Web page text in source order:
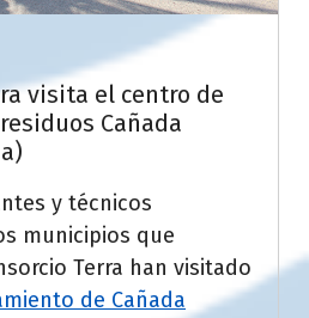
visita el centro de
Cañada
y técnicos
municipios que
Terra han visitado
de Cañada